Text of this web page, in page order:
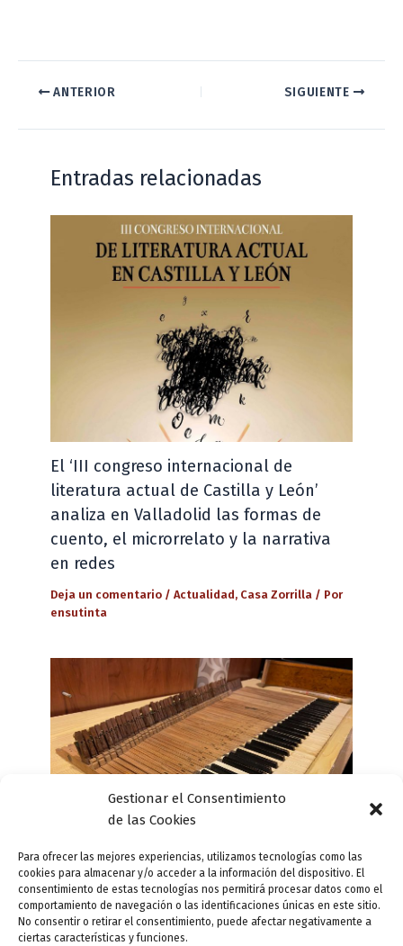
Gestionar el Consentimiento
de las Cookies
Para ofrecer las mejores experiencias, utilizamos tecnologías como las
cookies para almacenar y/o acceder a la información del dispositivo. El
consentimiento de estas tecnologías nos permitirá procesar datos como el
comportamiento de navegación o las identificaciones únicas en este sitio.
No consentir o retirar el consentimiento, puede afectar negativamente a
ciertas características y funciones.
ANTERIOR SIGUIENTE
Entradas relacionadas
El ‘III congreso internacional de
literatura actual de Castilla y León’
analiza en Valladolid las formas de
cuento, el microrrelato y la narrativa
en redes
Deja un comentario /Actualidad, Casa Zorrilla / Por
ensutinta
El pianoforte de la Casa de Zorrilla
comienza a brillar de nuevo